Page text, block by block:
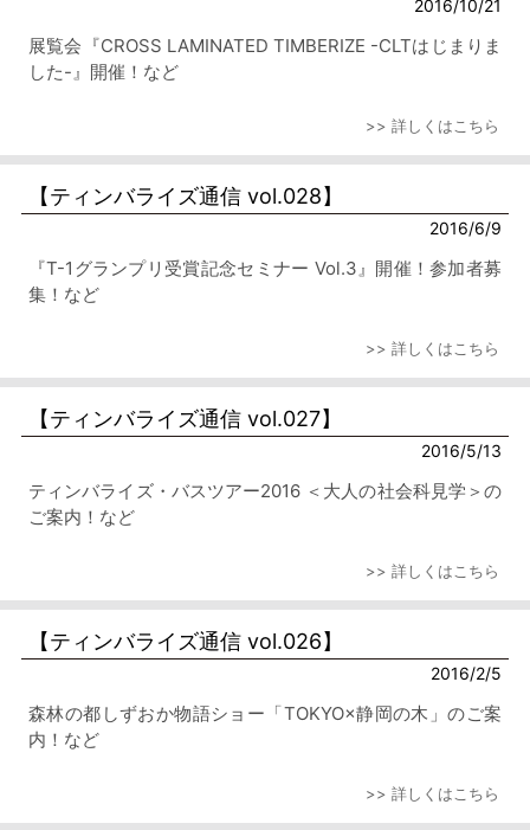
2016/10/21
展覧会『CROSS LAMINATED TIMBERIZE -CLTはじまりま
した-』開催！など
>> 詳しくはこちら
【ティンバライズ通信 vol.028】
2016/6/9
『T-1グランプリ受賞記念セミナー Vol.3』開催！参加者募
集！など
>> 詳しくはこちら
【ティンバライズ通信 vol.027】
2016/5/13
ティンバライズ・バスツアー2016 ＜大人の社会科見学＞の
ご案内！など
>> 詳しくはこちら
【ティンバライズ通信 vol.026】
2016/2/5
森林の都しずおか物語ショー「TOKYO×静岡の木」のご案
内！など
>> 詳しくはこちら